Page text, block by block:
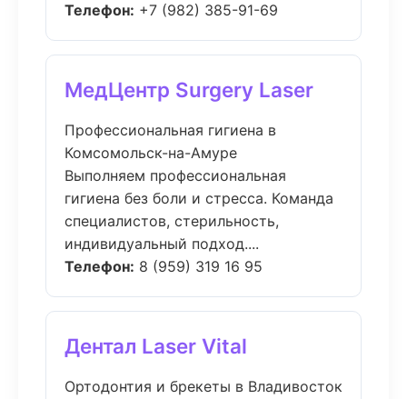
Телефон: +7 (982) 385-91-69
МедЦентр Surgery Laser
Профессиональная гигиена в
Комсомольск-на-Амуре
Выполняем профессиональная
гигиена без боли и стресса. Команда
специалистов, стерильность,
индивидуальный подход....
Телефон: 8 (959) 319 16 95
Дентал Laser Vital
Ортодонтия и брекеты в Владивосток